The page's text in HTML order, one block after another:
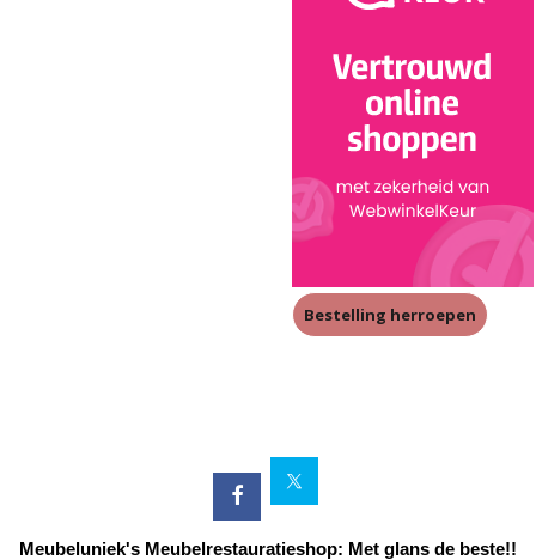
Bestelling herroepen
Meubeluniek's Meubelrestauratieshop: Met glans de beste!!